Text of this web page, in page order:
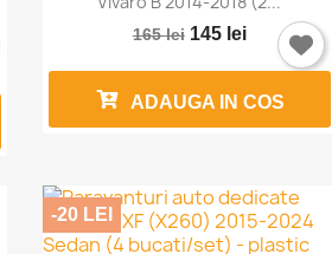
165 lei 145 lei
ADAUGA IN COS
-20 LEI